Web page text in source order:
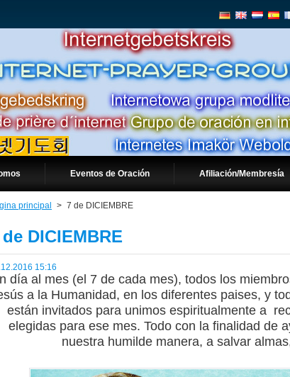
Eventos de Oración Afiliación/Membresía
principal > 7 de DICIEMBRE
DICIEMBRE
15:16
día al mes (el 7 de cada mes), todos los
a la Humanidad, en los diferentes paises, y
están invitados para unimos espiritualmente a
elegidas para ese mes. Todo con la finalidad de
nuestra humilde manera, a salvar